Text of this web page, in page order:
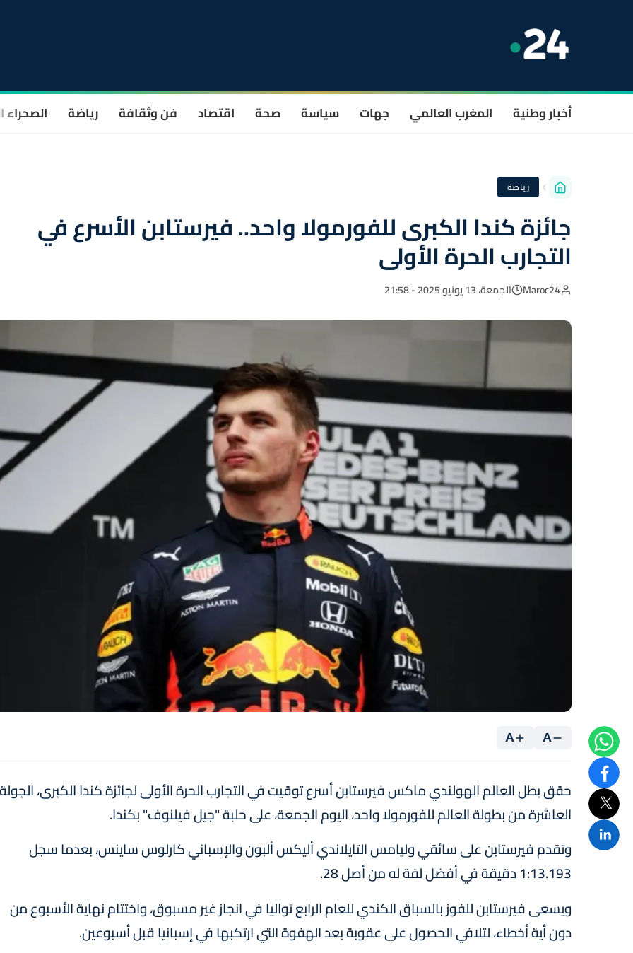
أخبار وطنية المغرب العالمي جهات سياسة صحة اقتصاد فن وثقافة رياضة الصحراء
رياضة
جائزة كندا الكبرى للفورمولا واحد.. فيرستابن الأسرع في
التجارب الحرة الأولى
Maroc24 الجمعة، 13 يونيو 2025 - 21:58
A
A
حقق بطل العالم الهولندي ماكس فيرستابن أسرع توقيت في التجارب الحرة الأولى لجائزة كندا الكبرى، الجولة
العاشرة من بطولة العالم للفورمولا واحد، اليوم الجمعة، على حلبة "جيل فيلنوف" بكندا.
وتقدم فيرستابن على سائقي وليامس التايلاندي أليكس ألبون والإسباني كارلوس ساينس، بعدما سجل
1:13.193 دقيقة في أفضل لفة له من أصل 28.
ويسعى فيرستابن للفوز بالسباق الكندي للعام الرابع تواليا في انجاز غير مسبوق، واختتام نهاية الأسبوع من
دون أية أخطاء، لتلافي الحصول على عقوبة بعد الهفوة التي ارتكبها في إسبانيا قبل أسبوعين.